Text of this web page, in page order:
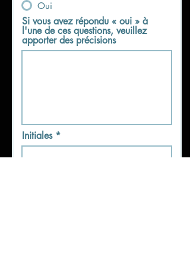
Oui
Si vous avez répondu « oui » à
l'une de ces questions, veuillez
apporter des précisions
Initiales